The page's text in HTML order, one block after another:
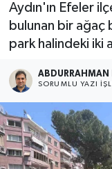
Aydın'ın Efeler
bulunan bir ağaç
park halindeki iki
ABDURRAHMAN
SORUMLU YAZI
Haber Arşivi